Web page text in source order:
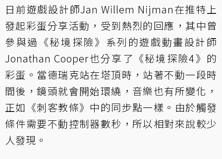
日前遊戲設計師Jan Willem Nijman在推特上
發起彩蛋分享活動，受到熱烈的回應，其中曾
參與過《秘境探險》系列的遊戲動畫設計師
Jonathan Cooper也分享了《秘境探險4》的
彩蛋。當德瑞克站在塔頂時，站著不動一段時
間後，鏡頭就會開始環繞，音樂也有所變化，
正如《刺客教條》中的同步點一樣。由於觸發
條件需要不動控制器數秒，所以相對來說較少
人發現。